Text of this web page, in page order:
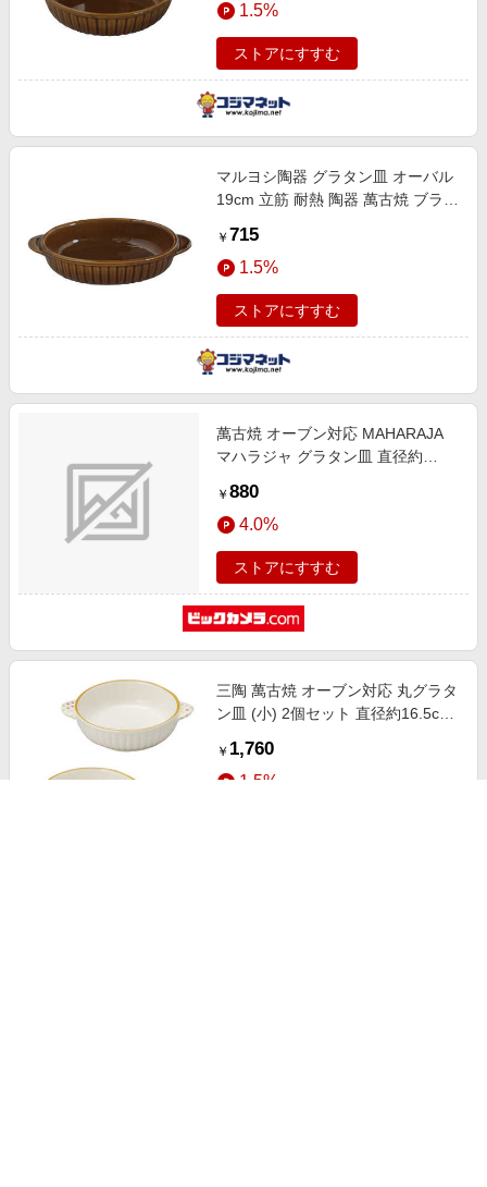
1.5%
ストアにすすむ
マルヨシ陶器 グラタン皿 オーバル
19cm 立筋 耐熱 陶器 萬古焼 ブラウ
￥ 715
1.5%
ストアにすすむ
萬古焼 オーブン対応 MAHARAJA
マハラジャ グラタン皿 直径約
￥ 880
4.0%
ストアにすすむ
三陶 萬古焼 オーブン対応 丸グラタ
ン皿 (小) 2個セット 直径約16.5cm
￥ 1,760
1.5%